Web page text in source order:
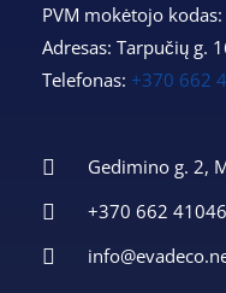
PVM mokėtojo
Adresas: Tarpučių g.
Telefonas: +370 662
Gedimino g. 2,
+370 662 41046